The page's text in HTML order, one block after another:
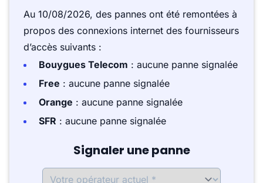
Au 10/08/2026, des pannes ont été remontées à
propos des connexions internet des fournisseurs
d’accès suivants :
Bouygues Telecom : aucune panne signalée
Free : aucune panne signalée
Orange : aucune panne signalée
SFR : aucune panne signalée
Signaler une panne